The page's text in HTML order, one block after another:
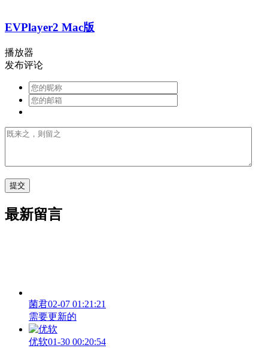
EVPlayer2 Mac版
播放器
发布评论
最新留言
菌君02-07 01:21:21
需要更新的
优软01-30 00:20:54